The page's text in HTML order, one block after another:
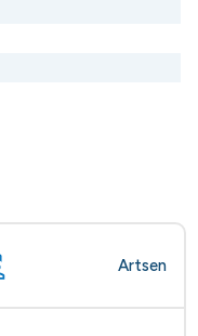
Artsen